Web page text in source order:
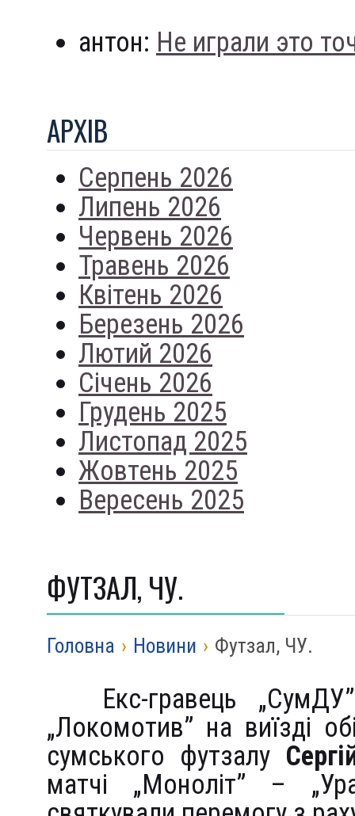
антон: Не играли это
АРХIВ
Серпень 2026
Липень 2026
Червень 2026
Травень 2026
Квітень 2026
Березень 2026
Лютий 2026
Січень 2026
Грудень 2025
Листопад 2025
Жовтень 2025
Вересень 2025
ФУТЗАЛ, ЧУ.
Головна › Новини › Футзал, ЧУ.
Екс-гравець
„Локомотив” на виїзді
сумського футзалу
матчі „Моноліт” –